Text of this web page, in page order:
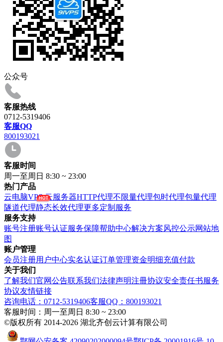
公众号
客服热线
0712-5319406
客服QQ
800193021
客服时间
周一至周日 8:30 ~ 23:00
热门产品
云电脑VPS云服务器HTTP代理不限量代理包时代理包量代理
隧道代理静态长效代理更多定制服务
服务支持
账号注册账号认证服务保障帮助中心解决方案风控公示网站地
图
账户管理
会员注册用户中心实名认证订单管理资金明细充值付款
关于我们
了解我们官网公告联系我们法律声明注冊协议安全责任书服务
协议友情链接
咨询电话：0712-5319406客服QQ：800193021
客服时间：周一至周日 8:30 ~ 23:00
©版权所有 2014-2026 湖北齐创云计算有限公司